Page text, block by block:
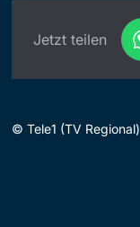
Jetzt teilen
© Tele1 (TV Regional)